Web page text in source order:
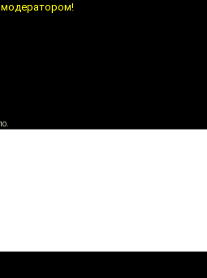
модератором!